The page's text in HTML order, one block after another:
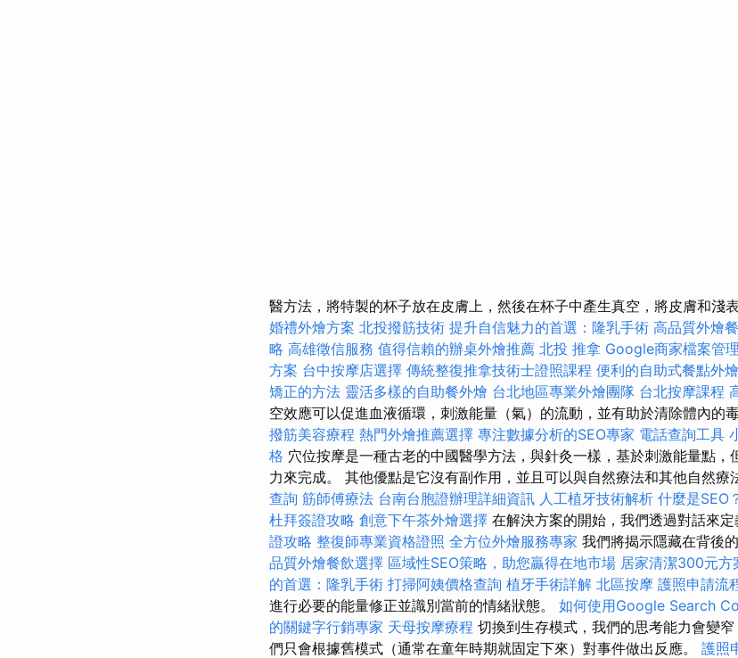
醫方法，將特製的杯子放在皮膚上，然後在杯子中產生真空，將皮膚和淺
婚禮外燴方案 北投撥筋技術 提升自信魅力的首選：隆乳手術 高品質外燴
略 高雄徵信服務 值得信賴的辦桌外燴推薦 北投 推拿 Google商家檔案管理
方案 台中按摩店選擇 傳統整復推拿技術士證照課程 便利的自助式餐點外
矯正的方法 靈活多樣的自助餐外燴 台北地區專業外燴團隊 台北按摩課程
空效應可以促進血液循環，刺激能量（氣）的流動，並有助於清除體內的
撥筋美容療程 熱門外燴推薦選擇 專注數據分析的SEO專家 電話查詢工具
格 穴位按摩是一種古老的中國醫學方法，與針灸一樣，基於刺激能量點，
力來完成。 其他優點是它沒有副作用，並且可以與自然療法和其他自然療
查詢 筋師傅療法 台南台胞證辦理詳細資訊 人工植牙技術解析 什麼是SEO
杜拜簽證攻略 創意下午茶外燴選擇 在解決方案的開始，我們透過對話來定
證攻略 整復師專業資格證照 全方位外燴服務專家 我們將揭示隱藏在背後
品質外燴餐飲選擇 區域性SEO策略，助您贏得在地市場 居家清潔300元方
的首選：隆乳手術 打掃阿姨價格查詢 植牙手術詳解 北區按摩 護照申請流
進行必要的能量修正並識別當前的情緒狀態。 如何使用Google Search
的關鍵字行銷專家 天母按摩療程 切換到生存模式，我們的思考能力會變
們只會根據舊模式（通常在童年時期就固定下來）對事件做出反應。 護照